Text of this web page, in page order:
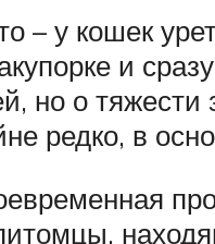
– у кошек
и
но о
редко, в